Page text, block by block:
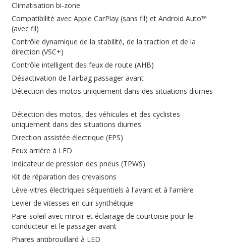
Climatisation bi-zone
Compatibilité avec Apple CarPlay (sans fil) et Android Auto™
(avec fil)
Contrôle dynamique de la stabilité, de la traction et de la
direction (VSC+)
Contrôle intelligent des feux de route (AHB)
Désactivation de l'airbag passager avant
Détection des motos uniquement dans des situations diurnes
Détection des motos, des véhicules et des cyclistes
uniquement dans des situations diurnes
Direction assistée électrique (EPS)
Feux arrière à LED
Indicateur de pression des pneus (TPWS)
Kit de réparation des crevaisons
Lève-vitres électriques séquentiels à l'avant et à l'arrière
Levier de vitesses en cuir synthétique
Pare-soleil avec miroir et éclairage de courtoisie pour le
conducteur et le passager avant
Phares antibrouillard à LED